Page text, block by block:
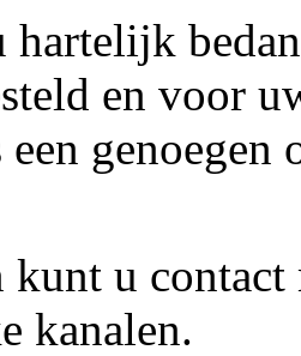
en voor
een
kunt u contact
kanalen.